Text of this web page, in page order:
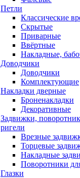
Петли
Классические
Скрытые
Приварные
Ввёртные
Накладные,
Доводчики
Доводчики
Комплектующие
Накладки дверные
Броненакладки
Декоративные
Задвижки,
ригели
Врезные
Торцевые
Накладные
Поворотники
Глазки